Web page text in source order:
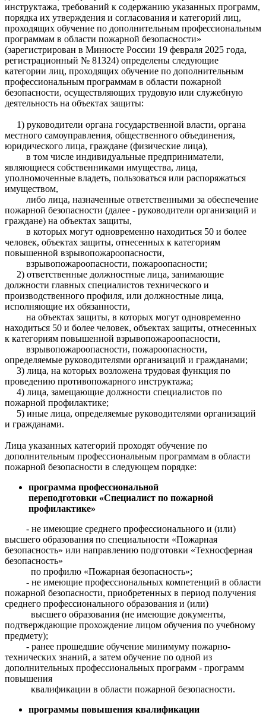
инструктажа, требований к содержанию указанных программ,
порядка их утверждения и согласования и категорий лиц,
проходящих обучение по дополнительным профессиональным
программам в области пожарной безопасности»
(зарегистрирован в Минюсте России 19 февраля 2025 года,
регистрационный № 81324) определены следующие
категории лиц, проходящих обучение по дополнительным
профессиональным программам в области пожарной
безопасности, осуществляющих трудовую или служебную
деятельность на объектах защиты:
1) руководители органа государственной власти, органа
местного самоуправления, общественного объединения,
юридического лица, граждане (физические лица),
в том числе индивидуальные предприниматели,
являющиеся собственниками имущества, лица,
уполномоченные владеть, пользоваться или распоряжаться
имуществом,
либо лица, назначенные ответственными за обеспечение
пожарной безопасности (далее - руководители организаций и
граждане) на объектах защиты,
в которых могут одновременно находиться 50 и более
человек, объектах защиты, отнесенных к категориям
повышенной взрывопожароопасности,
взрывопожароопасности, пожароопасности;
2) ответственные должностные лица, занимающие
должности главных специалистов технического и
производственного профиля, или должностные лица,
исполняющие их обязанности,
на объектах защиты, в которых могут одновременно
находиться 50 и более человек, объектах защиты, отнесенных
к категориям повышенной взрывопожароопасности,
взрывопожароопасности, пожароопасности,
определяемые руководителями организаций и гражданами;
3) лица, на которых возложена трудовая функция по
проведению противопожарного инструктажа;
4) лица, замещающие должности специалистов по
пожарной профилактике;
5) иные лица, определяемые руководителями организаций
и гражданами.
Лица указанных категорий проходят обучение по
дополнительным профессиональным программам в области
пожарной безопасности в следующем порядке:
программа профессиональной
переподготовки «Специалист по пожарной
профилактике»
- не имеющие среднего профессионального и (или)
высшего образования по специальности «Пожарная
безопасность» или направлению подготовки «Техносферная
безопасность»
по профилю «Пожарная безопасность»;
- не имеющие профессиональных компетенций в области
пожарной безопасности, приобретенных в период получения
среднего профессионального образования и (или)
высшего образования (не имеющие документы,
подтверждающие прохождение лицом обучения по учебному
предмету);
- ранее прошедшие обучение минимуму пожарно-
технических знаний, а затем обучение по одной из
дополнительных профессиональных программ - программ
повышения
квалификации в области пожарной безопасности.
программы повышения квалификации